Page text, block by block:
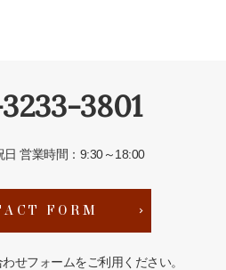
3801
日営業時間：9:30～18:00
FORM
せフォームをご利用ください。